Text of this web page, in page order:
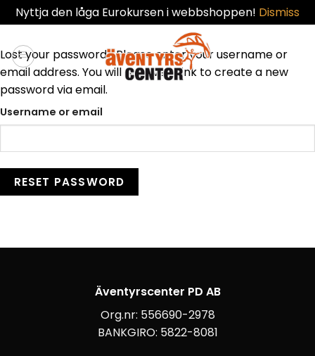
Nyttja den låga Eurokursen i webbshoppen! Dismiss
to
content
Lost your password? Please enter your username or
email address. You will receive a link to create a new
password via email.
Username or email
RESET PASSWORD
Äventyrscenter PD AB
Org.nr: 556690-2978
BANKGIRO: 5822-8081